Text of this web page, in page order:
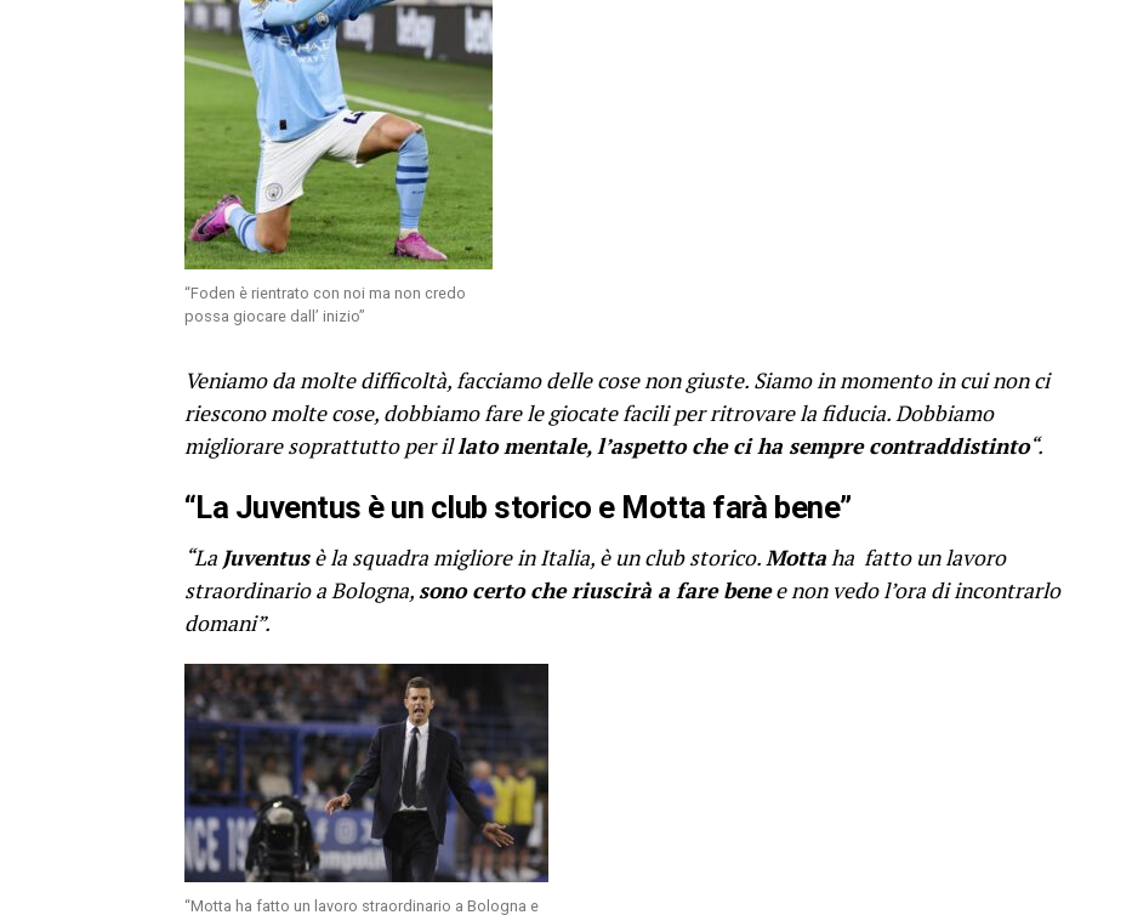
“Foden è rientrato con noi ma non credo
possa giocare dall’ inizio”
Veniamo da molte difficoltà, facciamo delle cose non giuste. Siamo in momento in cui non ci
riescono molte cose, dobbiamo fare le giocate facili per ritrovare la fiducia. Dobbiamo
migliorare soprattutto per illato mentale, l’aspetto che ci ha sempre contraddistinto“.
“La Juventus è un club storico e Motta farà bene”
“La Juventusè la squadra migliore in Italia, è un club storico.Mottaha fatto un lavoro
straordinario a Bologna,sono certo che riuscirà a fare benee non vedo l’ora di incontrarlo
domani”.
“Motta ha fatto un lavoro straordinario a Bologna e